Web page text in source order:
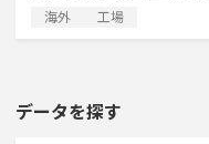
海外 工場
データを探す